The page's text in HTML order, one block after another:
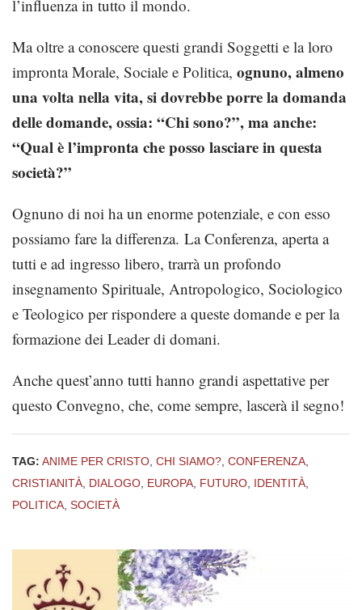
l’influenza in tutto il mondo.
Ma oltre a conoscere questi grandi Soggetti e la loro
impronta Morale, Sociale e Politica, ognuno, almeno
una volta nella vita, si dovrebbe porre la domanda
delle domande, ossia: “Chi sono?”, ma anche:
“Qual è l’impronta che posso lasciare in questa
società?”
Ognuno di noi ha un enorme potenziale, e con esso
possiamo fare la differenza. La Conferenza, aperta a
tutti e ad ingresso libero, trarrà un profondo
insegnamento Spirituale, Antropologico, Sociologico
e Teologico per rispondere a queste domande e per la
formazione dei Leader di domani.
Anche quest’anno tutti hanno grandi aspettative per
questo Convegno, che, come sempre, lascerà il segno!
TAG: ANIME PER CRISTO CHI SIAMO? CONFERENZA
CRISTIANITÀ DIALOGO EUROPA FUTURO IDENTITÀ
POLITICA SOCIETÀ